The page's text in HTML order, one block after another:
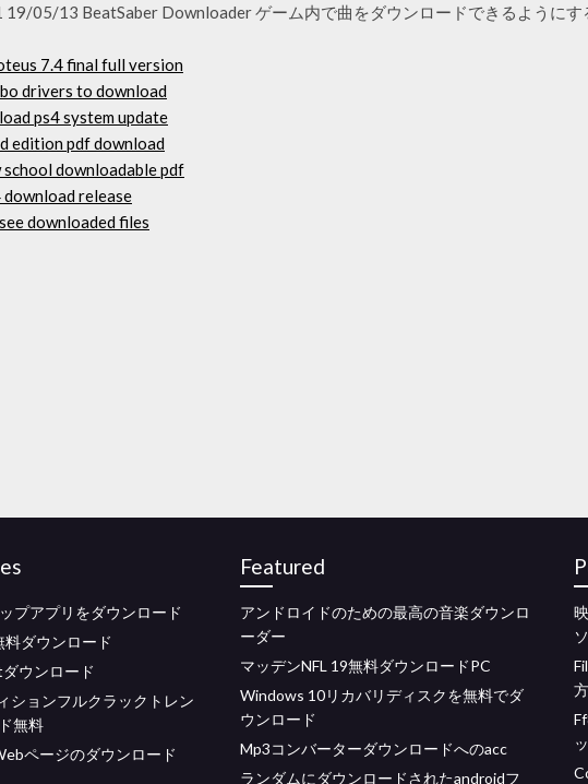
19/05/13 BeatSaber Downloader ゲーム内で曲をダウンロードできるように
7.4 final full version
drivers to download
ps4 system update
edition pdf download
downloadable pdf
release
downloaded files
プアプリをダウンロード
ダウンロード
ウンロード
ションフルクラックトレン
無料
ページのダウンロード
Featured
アンドロイドのための最高の音楽ダウンロ
ーダー
マッデンNFL 19無料ダウンロードPC
Windows 10リカバリディスクを無料でダ
ウンロード
Mp3コンバーターダウンロードへのacc
ランダムにダウンロードされたandroidフ